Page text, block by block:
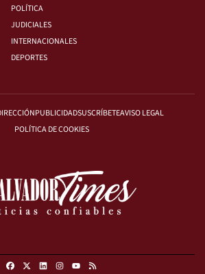
POLÍTICA
JUDICIALES
INTERNACIONALES
DEPORTES
PUBLICIDADSUSCRÍBETEAVISO LEGAL
POLÍTICA DE COOKIES
FacebookLinkedinInstagram